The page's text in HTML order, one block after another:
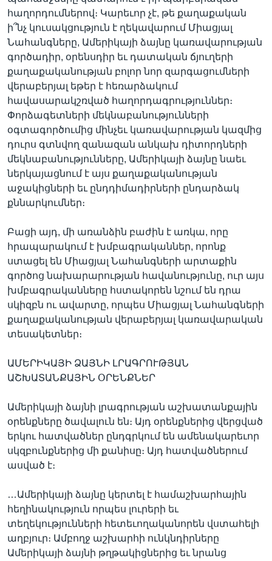
հաղորդումներով։ Կարեւոր չէ, թե քաղաքական
ի՞նչ կուսակցություն է ղեկավարում Միացյալ
Նահանգները, Ամերիկայի ձայնը կառավարության
գործադիր, օրենսդիր եւ դատական ճյուղերի
քաղաքականության բոլոր նոր զարգացումների
վերաբերյալ եթեր է հեռարձակում
հավասարակշռված հաղորդագրություններ։
Փորձագետների մեկնաբանությունների
օգտագործումից մինչեւ կառավարության կազմից
դուրս գտնվող զանազան անկախ դիտորդների
մեկնաբանությունները, Ամերիկայի ձայնը նաեւ
ներկայացնում է այս քաղաքականության
աջակիցների եւ ընդդիմադիրների ընդարձակ
քննարկումներ։
Բացի այդ, մի առանձին բաժին է առկա, որը
հրապարակում է խմբագրականներ, որոնք
ստացել են Միացյալ Նահանգների արտաքին
գործոց նախարարության հավանությունը, ուր այս
խմբագրականները հստակորեն նշում են դրա
սկիզբն ու ավարտը, որպես Միացյալ Նահանգների
քաղաքականության վերաբերյալ կառավարական
տեսակետներ։
ԱՄԵՐԻԿԱՅԻ ՁԱՅՆԻ ԼՐԱԳՐՈՒԹՅԱՆ
ԱՇԽԱՏԱՆՔԱՅԻՆ ՕՐԵՆՔՆԵՐ
Ամերիկայի ձայնի լրագրության աշխատանքային
օրենքները ծավալուն են։ Այդ օրենքներից վերցված
երկու հատվածներ ընդգրկում են ամենակարեւոր
սկզբունքներից մի քանիսը։ Այդ հատվածներում
ասված է։
…Ամերիկայի ձայնը կերտել է համաշխարհային
հեղինակություն որպես լուրերի եւ
տեղեկությունների հետեւողականորեն վստահելի
աղբյուր։ Ամբողջ աշխարհի ունկնդիրները
Ամերիկայի ձայնի թղթակիցներից եւ նրանց